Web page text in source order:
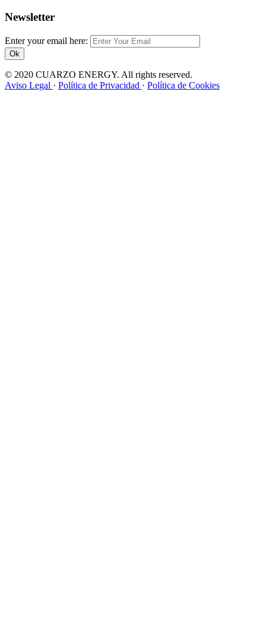
Newsletter
Enter your email here:
Ok
© 2020 CUARZO ENERGY. All rights reserved.
Aviso Legal · Política de Privacidad · Política de Cookies